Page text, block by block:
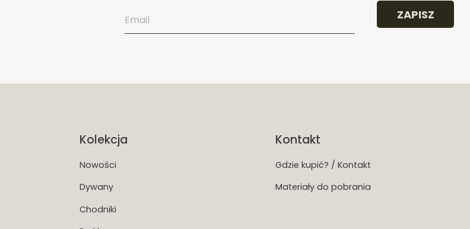
ZAPISZ
Kolekcja
Nowości
Dywany
Chodniki
Kontakt
Gdzie kupić? / Kontakt
Materiały do pobrania